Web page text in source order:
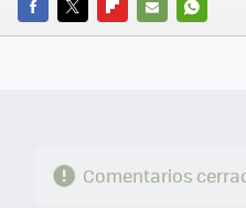
FACEBOOK
TWITTERFLIPBOARD
E-
Comentarios